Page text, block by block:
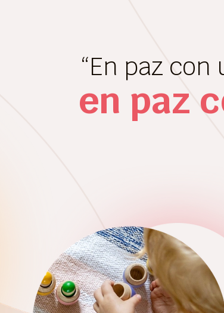
“En paz con
en paz